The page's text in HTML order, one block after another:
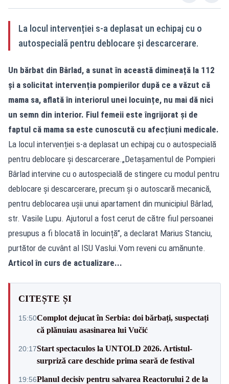
La locul intervenției s-a deplasat un echipaj cu o
autospecială pentru deblocare și descarcerare.
Un bărbat din Bârlad, a sunat în această dimineață la 112
și a solicitat intervenția pompierilor după ce a văzut că
mama sa, aflată în interiorul unei locuințe, nu mai dă nici
un semn din interior. Fiul femeii este îngrijorat și de
faptul că mama sa este cunoscută cu afecțiuni medicale.
La locul intervenției s-a deplasat un echipaj cu o autospecială
pentru deblocare și descarcerare.„Detașamentul de Pompieri
Bârlad intervine cu o autospecială de stingere cu modul pentru
deblocare și descarcerare, precum și o autoscară mecanică,
pentru deblocarea ușii unui apartament din municipiul Bârlad,
str. Vasile Lupu. Ajutorul a fost cerut de către fiul persoanei
presupus a fi blocată în locuință”, a declarat Marius Stanciu,
purtător de cuvânt al ISU Vaslui.Vom reveni cu amănunte.
Articol în curs de actualizare...
CITEȘTE ȘI
15:50Complot dejucat în Serbia: doi bărbați, suspectați
că plănuiau asasinarea lui Vučić
20:17Start spectaculos la UNTOLD 2026. Artistul-
surpriză care deschide prima seară de festival
19:56Planul decisiv pentru salvarea Reactorului 2 de la